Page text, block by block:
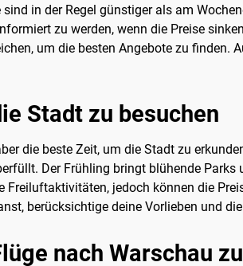
in der Regel günstiger als am
zu werden, wenn die Preise
um die besten Angebote zu finden.
Stadt zu besuchen
die beste Zeit, um die Stadt zu
Der Frühling bringt blühende
jedoch können die
berücksichtige deine Vorlieben und
nach Warschau